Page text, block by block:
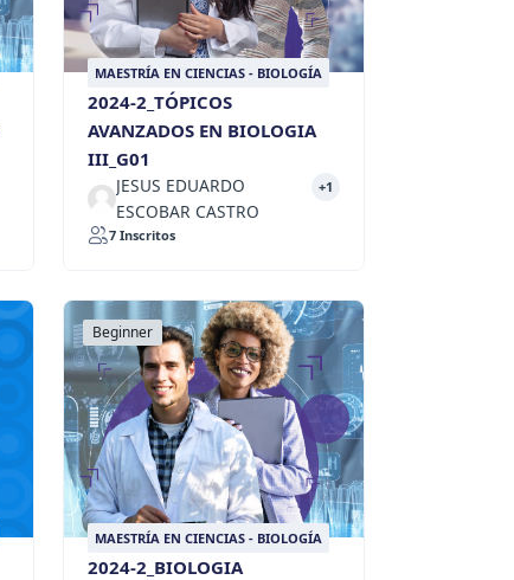
MAESTRÍA EN CIENCIAS - BIOLOGÍA
2024-2_TÓPICOS
AVANZADOS EN BIOLOGIA
III_G01
JESUS EDUARDO
ESCOBAR CASTRO
+1
7 Inscritos
Beginner
MAESTRÍA EN CIENCIAS - BIOLOGÍA
2024-2_BIOLOGIA